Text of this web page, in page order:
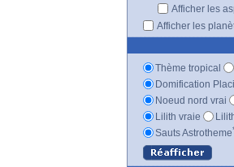
Afficher les
Afficher les
Thème tropical
Domification
Noeud nord vrai
Lilith vraie
Sauts Astrotheme